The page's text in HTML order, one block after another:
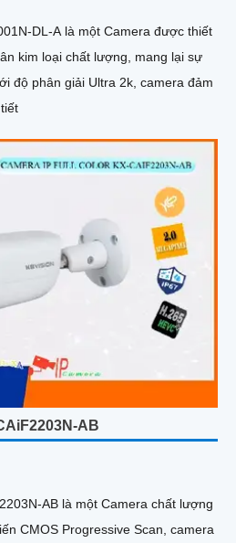
DL-A là một Camera được thiết
kim loại chất lượng, mang lại sự
AB
AB là một Camera chất lượng